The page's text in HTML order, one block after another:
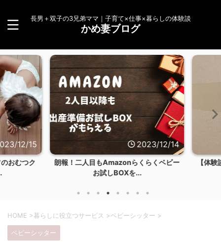
長男＋双子の3兄弟ママ｜子育て×仕事×暮らしの体験談
かめ妻ブログ
12/15
むつク
2023/12/14
朗報！二人目もAmazonらくらくベビー
お試しBOXを...
【体験
HOME >暮らしに役立つサービス >ベビーシッター >
ベビーシッター